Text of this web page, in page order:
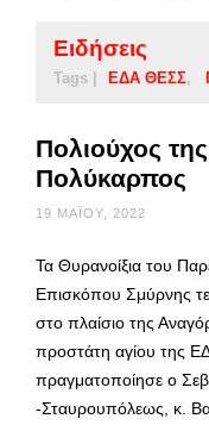
Ειδήσεις
Tags | ΕΔΑ ΘΕΣΣ
Πολιούχος
Πολύκαρπος
19 ΜΑΪ́ΟΥ, 2022
Τα Θυρανοίξια του
Επισκόπου Σμύρνης
στο πλαίσιο της
προστάτη αγίου της
πραγματοποίησε ο
-Σταυρουπόλεως, κ.